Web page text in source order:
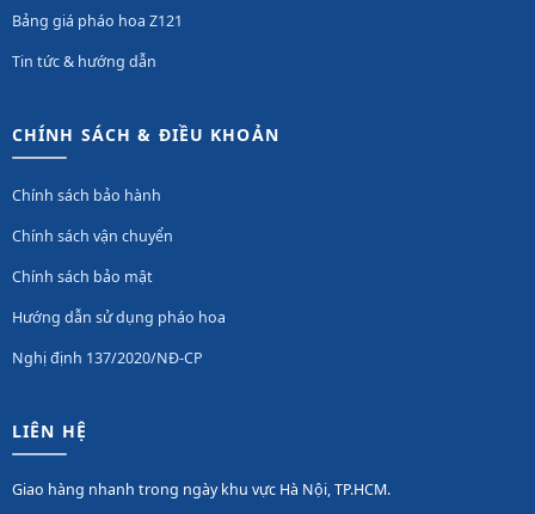
Bảng giá pháo hoa Z121
Tin tức & hướng dẫn
CHÍNH SÁCH & ĐIỀU KHOẢN
Chính sách bảo hành
Chính sách vận chuyển
Chính sách bảo mật
Hướng dẫn sử dụng pháo hoa
Nghị định 137/2020/NĐ-CP
LIÊN HỆ
Giao hàng nhanh trong ngày khu vực Hà Nội, TP.HCM.